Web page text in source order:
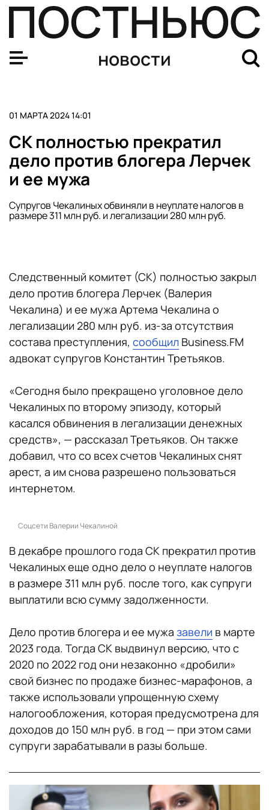
новости
01 МАРТА 2024 14:01
СК полностью прекратил
дело против блогера Лерчек
и ее мужа
Супругов Чекалиных обвиняли в неуплате налогов в
размере 311 млн руб. и легализации 280 млн руб.
Следственный комитет (СК) полностью закрыл
дело против блогера Лерчек (Валерия
Чекалина) и ее мужа Артема Чекалина о
легализации 280 млн руб. из-за отсутствия
состава преступления, сообщил Business.FM
адвокат супругов Константин Третьяков.
«Сегодня было прекращено уголовное дело
Чекалиных по второму эпизоду, который
касался обвинения в легализации денежных
средств», — рассказал Третьяков. Он также
добавил, что со всех счетов Чекалиных снят
арест, а им снова разрешено пользоваться
интернетом.
Соцсети Валерии Чекалиной
В декабре прошлого года СК прекратил против
Чекалиных еще одно дело о неуплате налогов
в размере 311 млн руб. после того, как супруги
выплатили всю сумму задолженности.
Дело против блогера и ее мужа завели в марте
2023 года. Тогда СК выдвинул версию, что с
2020 по 2022 год они незаконно «дробили»
свой бизнес по продаже бизнес-марафонов, а
также использовали упрощенную схему
налогообложения, которая предусмотрена для
доходов до 150 млн руб. в год — при этом сами
супруги зарабатывали в разы больше.
В Китае пропавшего ребенка с аутизмом нашли с